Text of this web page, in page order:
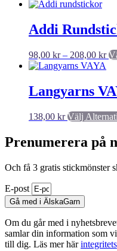
Addi
98,00 kr – 208,00 kr
Langyarns
138,00 kr Välj
Prenumerera på
Och få 3 gratis stickmönster
E-post
Gå med i ÄlskaGarn
Om du går med i
samlar din information som
till dig. Läs mer här